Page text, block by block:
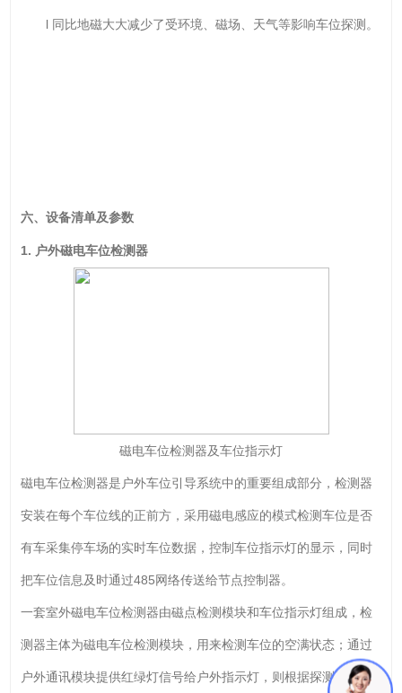
l 同比地磁大大减少了受环境、磁场、天气等影响车位探测。
六、设备清单及参数
1. 户外磁电车位检测器
磁电车位检测器及车位指示灯
磁电车位检测器是户外车位引导系统中的重要组成部分，检测器
安装在每个车位线的正前方，采用磁电感应的模式检测车位是否
有车采集停车场的实时车位数据，控制车位指示灯的显示，同时
把车位信息及时通过485网络传送给节点控制器。
一套室外磁电车位检测器由磁点检测模块和车位指示灯组成，检
测器主体为磁电车位检测模块，用来检测车位的空满状态；通过
户外通讯模块提供红绿灯信号给户外指示灯，则根据探测器的指